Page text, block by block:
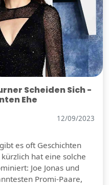
Scheiden Sich -
Ehe
12/09/2023
es oft Geschichten
hat eine solche
Joe Jonas und
Promi-Paare,